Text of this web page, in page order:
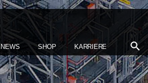
NEWS SHOP KARRIERE